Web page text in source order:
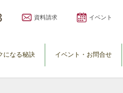
資料請求 イベント
になる秘訣 イベント・お問合せ